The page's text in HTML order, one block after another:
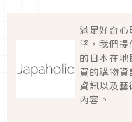
滿足好奇
望，我們提
的日本在
買的購物
資訊以及
內容。